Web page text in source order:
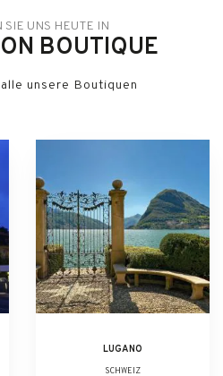
SIE UNS HEUTE IN
BOUTIQUE
unsere Boutiquen
LUGANO
SCHWEIZ